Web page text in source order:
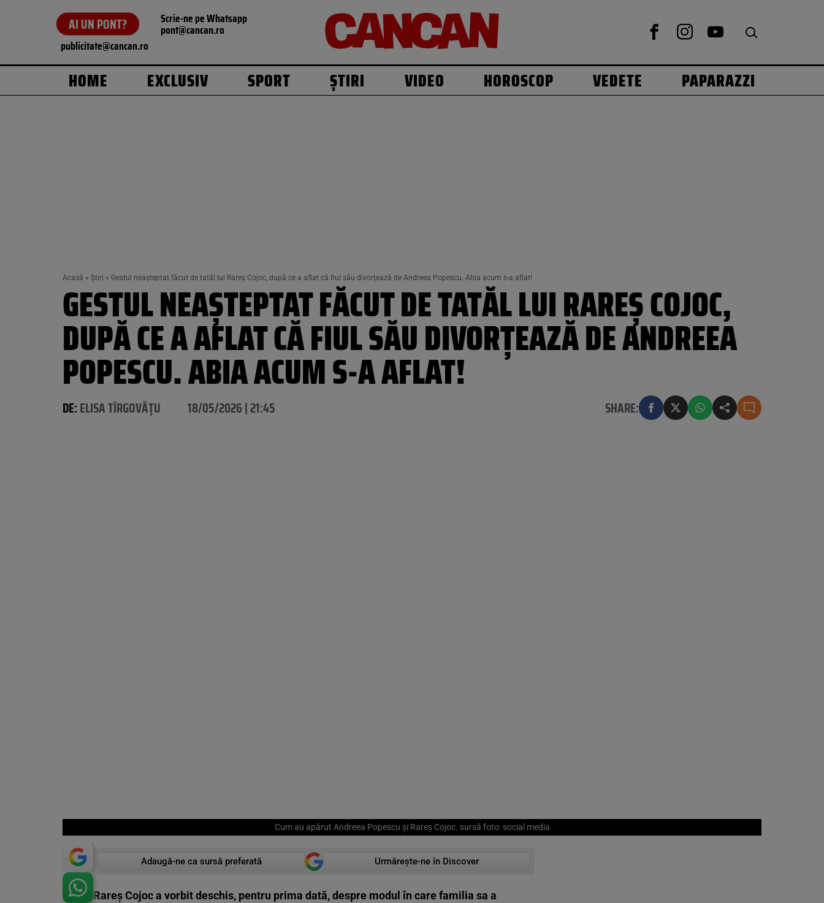
AI UN PONT? Scrie-ne pe Whatsapp
pont@cancan.ro
publicitate@cancan.ro
HOME EXCLUSIV SPORT ȘTIRI VIDEO HOROSCOP VEDETE PAPARAZZI
Acasă » Știri » Gestul neașteptat făcut de tatăl lui Rareș Cojoc, după ce a aflat că fiul său divorțează de Andreea Popescu. Abia acum s-a aflat!
GESTUL NEAȘTEPTAT FĂCUT DE TATĂL LUI RAREȘ COJOC,
DUPĂ CE A AFLAT CĂ FIUL SĂU DIVORȚEAZĂ DE ANDREEA
POPESCU. ABIA ACUM S-A AFLAT!
DE:ELISA TÎRGOVĂȚU 18/05/2026 | 21:45 SHARE:
Cum au apărut Andreea Popescu și Rareș Cojoc. sursă foto: social media
Adaugă-ne ca sursă preferată Urmărește-ne în Discover
Rareș Cojoc a vorbit deschis, pentru prima dată, despre modul în care familia sa a